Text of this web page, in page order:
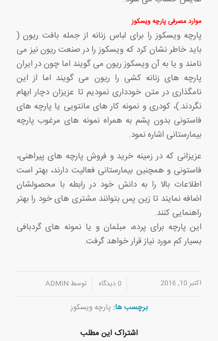
موارد مصرفی پارچه ویسکوز
پارچه ویسکوز را برای لباس زنانه از جمله بافت ریون (
باید خاطر نشان کرد که ویسکوز را در صنعت ریون نیز می
نامند و یا به آن ویسکوز ریون می گویند اما چون در ایران
پارچه های زنانه کشی را ریون می گویند اما از این
نامگذاری در متن خودداری نمودیم تا عزیزان دچار ابهام
نگردند.)، کودری و نمونه کار های مانتویی یا پارچه های
فاستونی بدون پشم به همراه نمونه های مرغوب پارچه
بیمارستانی اشاره نمود.
عزیزانی که در زمینه خرید و فروش پارچه های پیراهنی،
فاستونی و همچنین بیمارستانی فعالیت دارند، بهتر است
اطلاعات بالا را به دانش خود در رابطه با محصولشان
اضافه نمایند تا زین پس بتوانند مشتری های خود را بهتر
راهنمایی کنند.
این پارچه برای پرده، مبلمان و یا نمونه های گردبافی
بسیار کم مورد نیاز قرار خواهد گرفت.
اکتبر 10, 2016 0 دیدگاه/ توسط ADMIN
برچسب ها: پارچه ویسکوز
اشتراک این مطلب